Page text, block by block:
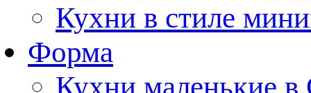
Кухни в стиле
Форма
Кухни маленькие в